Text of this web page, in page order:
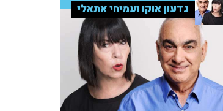
גדעון אוקו ועמיחי אתאלי